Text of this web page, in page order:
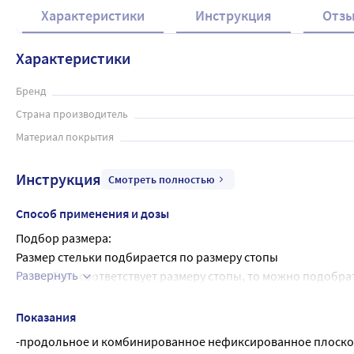
Характеристики Инструкция
Характеристики
Бренд
Страна производитель
Материал покрытия
Инструкция Смотреть полностью
Способ применения и дозы
Подбор размера:
Размер стельки подбирается по размеру стопы
Если обувь соответствует размеру стопы, то можно
Как надевать:
Стельку вкладывают в обувь
Развернуть
Показания
-продольное и комбинированное нефиксированное